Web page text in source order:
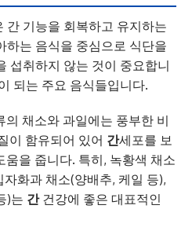
간 기능을 회복하고 유지하는
하는 음식을 중심으로 식단을
섭취하지 않는 것이 중요합니
되는 주요 음식들입니다.
의 채소와 과일에는 풍부한 비
이 함유되어 있어 간세포를 보
을 줍니다. 특히, 녹황색 채소
화과 채소(양배추, 케일 등),
)는 간건강에 좋은 대표적인